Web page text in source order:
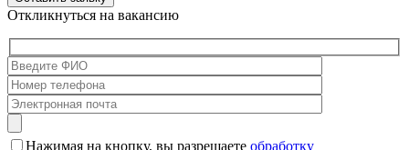
Откликнуться на вакансию
Нажимая на кнопку, вы разрешаете обработку